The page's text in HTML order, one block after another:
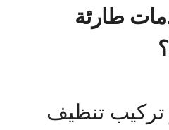
طارئة
تنظيف